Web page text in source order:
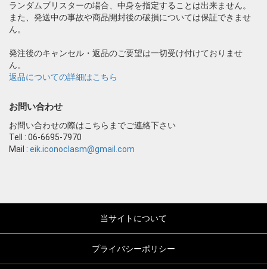
ランダムブリスターの場合、中身を指定することは出来ません。
また、発送中の事故や商品開封後の破損については保証できませ
ん。
発注後のキャンセル・返品のご要望は一切受け付けておりませ
ん。
返品についての詳細はこちら
お問い合わせ
お問い合わせの際はこちらまでご連絡下さい
Tell : 06-6695-7970
Mail : eik.iconoclasm@gmail.com
当サイトについて
プライバシーポリシー